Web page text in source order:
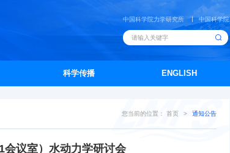
中国科学院力学研究所 中国科学院
科学传播 ENGLISH
您当前的位置： 首页 > 通知公告
会议室）水动力学研讨会